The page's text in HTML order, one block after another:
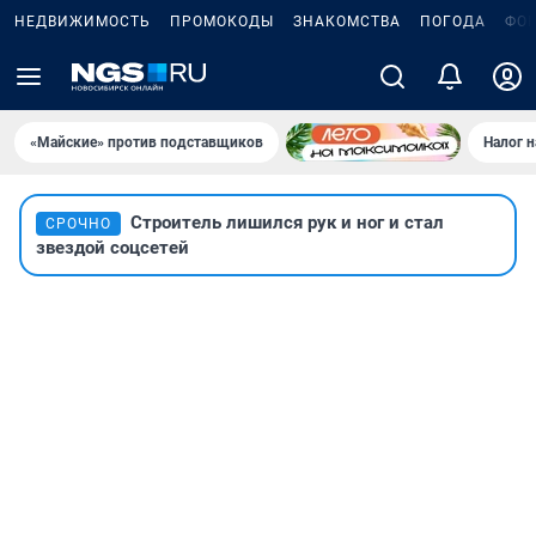
НЕДВИЖИМОСТЬ ПРОМОКОДЫ ЗНАКОМСТВА ПОГОДА
«Майские» против подставщиков Налог
СРОЧНО
Строитель лишился рук и ног и стал
звездой соцсетей